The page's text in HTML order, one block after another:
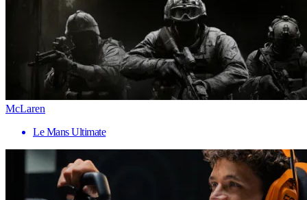
McLaren
Le Mans Ultimate